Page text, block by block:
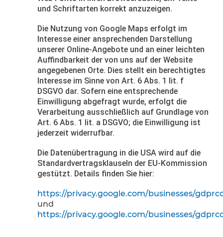
und Schriftarten korrekt anzuzeigen.
Die Nutzung von Google Maps erfolgt im
Interesse einer ansprechenden Darstellung
unserer Online-Angebote und an einer leichten
Auffindbarkeit der von uns auf der Website
angegebenen Orte. Dies stellt ein berechtigtes
Interesse im Sinne von Art. 6 Abs. 1 lit. f
DSGVO dar. Sofern eine entsprechende
Einwilligung abgefragt wurde, erfolgt die
Verarbeitung ausschließlich auf Grundlage von
Art. 6 Abs. 1 lit. a DSGVO; die Einwilligung ist
jederzeit widerrufbar.
Die Datenübertragung in die USA wird auf die
Standardvertragsklauseln der EU-Kommission
gestützt. Details finden Sie hier:
https://privacy.google.com/businesses/
und
https://privacy.google.com/businesses/